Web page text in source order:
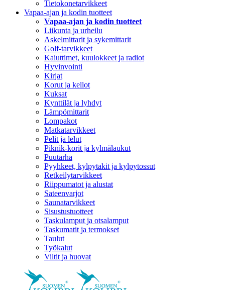
Tietokonetarvikkeet
Vapaa-ajan ja kodin tuotteet
Vapaa-ajan ja kodin tuotteet
Liikunta ja urheilu
Askelmittarit ja sykemittarit
Golf-tarvikkeet
Kaiuttimet, kuulokkeet ja radiot
Hyvinvointi
Kirjat
Korut ja kellot
Kuksat
Kynttilät ja lyhdyt
Lämpömittarit
Lompakot
Matkatarvikkeet
Pelit ja lelut
Piknik-korit ja kylmälaukut
Puutarha
Pyyhkeet, kylpytakit ja kylpytossut
Retkeilytarvikkeet
Riippumatot ja alustat
Sateenvarjot
Saunatarvikkeet
Sisustustuotteet
Taskulamput ja otsalamput
Taskumatit ja termokset
Taulut
Työkalut
Viltit ja huovat